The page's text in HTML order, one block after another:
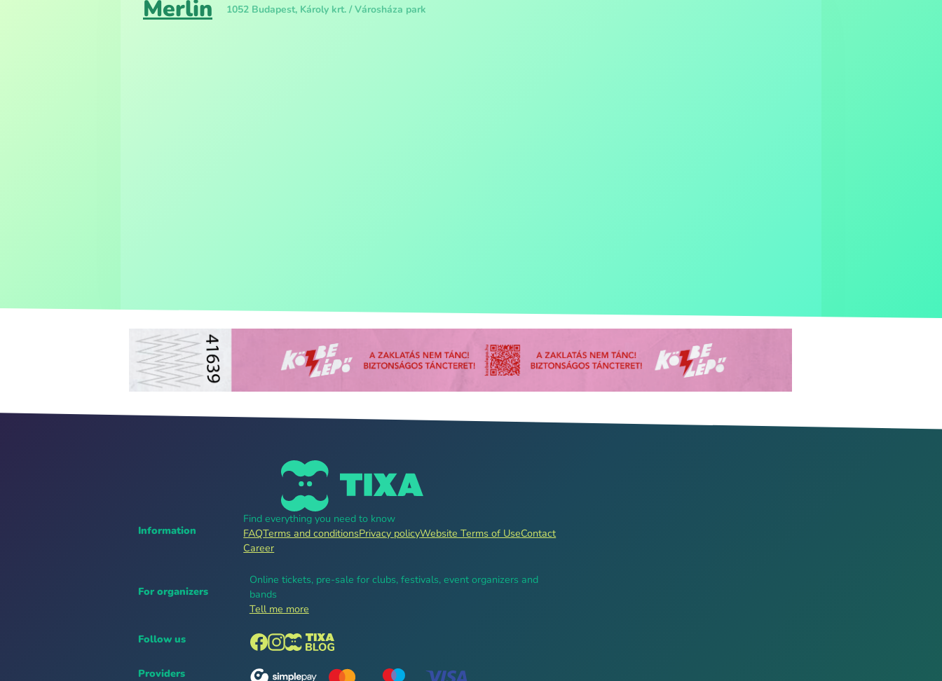
Merlin 1052 Budapest, Károly krt. / Városháza park
Information
Find everything you need to know
FAQTerms and conditionsPrivacy policyWebsite Terms of UseContact
Career
For organizers
Online tickets, pre-sale for clubs, festivals, event organizers and
bands
Tell me more
Follow us
Providers